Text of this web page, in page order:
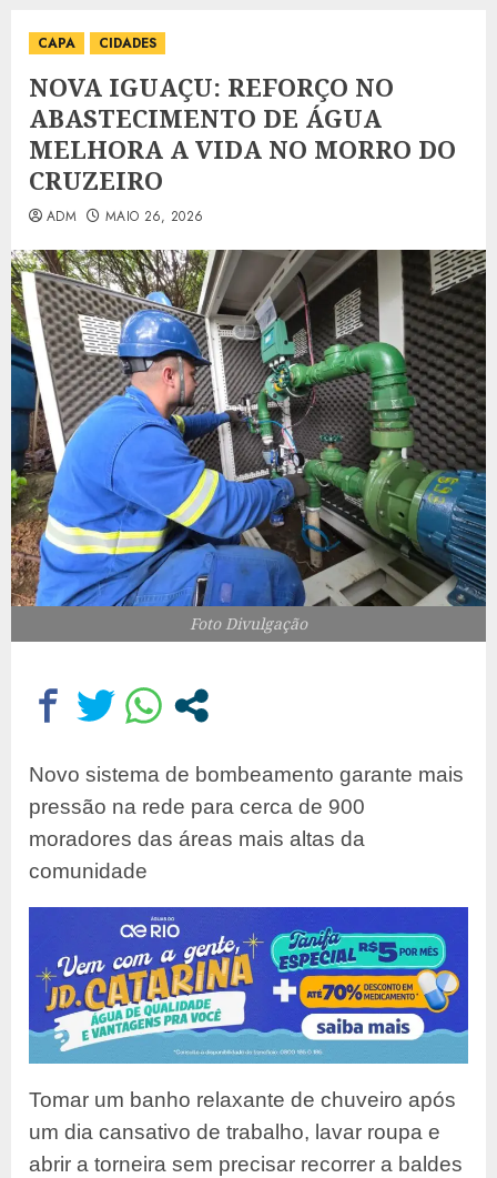
CAPA CIDADES
NOVA IGUAÇU: REFORÇO NO
ABASTECIMENTO DE ÁGUA
MELHORA A VIDA NO MORRO DO
CRUZEIRO
ADM MAIO 26, 2026
Foto Divulgação
Novo sistema de bombeamento garante mais
pressão na rede para cerca de 900
moradores das áreas mais altas da
comunidade
Tomar um banho relaxante de chuveiro após
um dia cansativo de trabalho, lavar roupa e
abrir a torneira sem precisar recorrer a baldes